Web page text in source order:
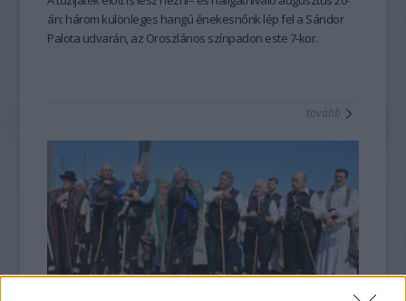
án: három különleges hangú énekesnőnk lép fel a Sándor
Palota udvarán, az Oroszlános színpadon este 7-kor.
tovább